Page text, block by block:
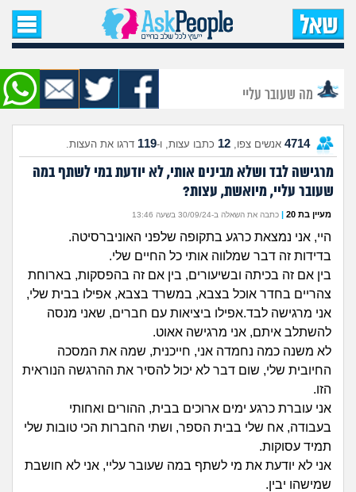
עמוד הבית
שאל שאלה
שאלות חדשות
שאלות שעוררו עניין
מה קורה כאן?
מתחם הטיפים
מדורים
זוגיות
הורות ומשפחה
מתבגרים
חיפוש שאלות
מה שעובר עליי
4714 אנשים צפו, 12 כתבו עצות, ו-119 דרגו את העצות.
מרגישה לבד ושלא מבינים אותי, לא יודעת במי לשתף במה
שעובר עליי, מיואשת, עצות?
מעיין בת 20 | כתבה את השאלה ב-30/09/24 בשעה 13:46
היי, אני נמצאת כרגע בתקופה שלפני האוניברסיטה.
בדידות זה דבר שמלווה אותי כל החיים שלי.
בין אם זה בכיתה ובשיעורים, בין אם זה בהפסקות, בארוחת
צהריים בחדר אוכל בצבא, במשרד בצבא, אפילו בבית שלי,
אני מרגישה לבד.אפילו ביציאות עם חברים, שאני מנסה
להשתלב איתם, אני מרגישה אאוט.
לא משנה כמה נחמדה אני, חייכנית, שמה את המסכה
החיובית שלי, שום דבר לא יכול להסיר את ההרגשה הנוראית
הזו.
אני עוברת כרגע ימים ארוכים בבית, ההורים ואחותי
בעבודה, אח שלי בבית הספר, ושתי החברות הכי טובות שלי
תמיד עסוקות.
אני לא יודעת את מי לשתף במה שעובר עליי, אני לא חושבת
שמישהו יבין.